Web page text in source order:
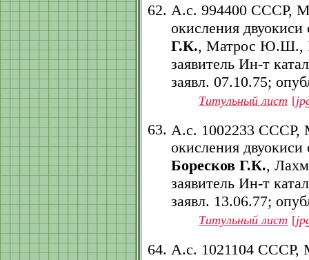
А.с. 994400 СССР,
окисления
Г.К., Матрос Ю.Ш.,
заявитель Ин-т
заявл. 07.10.75;
Титульный лист [
А.с. 1002233
окисления
Боресков Г.К.,
заявитель Ин-т
заявл. 13.06.77;
Титульный лист [
А.с. 1021104